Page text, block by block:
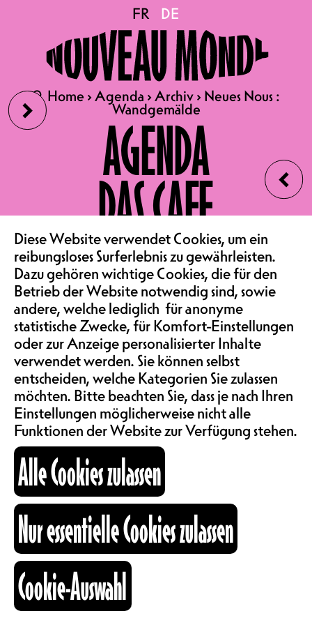
›
‹
FR DE
🔍 Home ›Agenda ›Archiv › Neues Nous :
Wandgemälde
AGENDA
DAS CAFE
VEREIN & COMMUNITY
SAALMIETE
ABOS & TARIFE
INFORMATIONEN
KARTOGRAPHIE
SUCHE
Kulturraum
FR DE
🔍 Home ›Agenda ›Archiv › Neues Nous :
Wandgemälde
Neues Nous :
Wandgemälde
20.06
NEUES NOUS :
WANDGEMÄLDE
ATELIER | OSTFLÜGEL |
EINTRITT FREI
FREITAG 20.06 AB 17H30
Sich miteinander absprechen, sich
koordinieren, sich anpassen. In
einem gemeinsamen Raum
ausdrücken, was für einen selbst
wichtig ist. Eine Spur, eine
Emotion, eine Facette der eigenen
Sprache, der eigenen Kultur, des
gegenwärtigen Augenblicks auf die
Wand drucken. Eine kollektive
Kreation unter der Leitung des
Künstlers Flaviano Salzani, die
einen Raum im Nouveau Monde
schmücken wird.
Arbeit am Atelier vom Montag
16.06 bis Freitag 20.06 von 10h00 bis
16h00.
Vernissage am Freitag 20.06 um
17h30.
Anmeldungen hier
:neuesnous@nouveaumonde.ch
Diese Website verwendet Cookies, um ein
reibungsloses Surferlebnis zu gewährleisten.
Dazu gehören wichtige Cookies, die für den
Betrieb der Website notwendig sind, sowie
andere, welche lediglich für anonyme
statistische Zwecke, für Komfort-Einstellungen
oder zur Anzeige personalisierter Inhalte
verwendet werden. Sie können selbst
entscheiden, welche Kategorien Sie zulassen
möchten. Bitte beachten Sie, dass je nach Ihren
Einstellungen möglicherweise nicht alle
Funktionen der Website zur Verfügung stehen.
Alle Cookies zulassen
Nur essentielle Cookies zulassen
Cookie-Auswahl